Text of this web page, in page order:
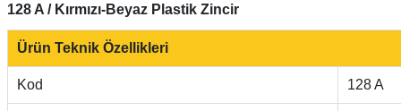
128 A / Kırmızı-Beyaz Plastik Zincir
Ürün Teknik Özellikleri
Kod